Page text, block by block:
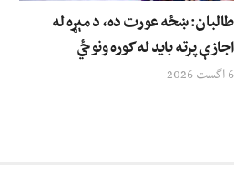
طالبان: ښځه عورت ده، د مېړه له
اجازې پرته باید له کوره ونوځي
6 اگست 2026